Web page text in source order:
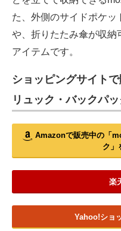
た、外側のサイドポケ
や、折りたたみ傘が収納
アイテムです。
ショッピングサイト
リュック・バックパ
Amazonで販売中の「
ク」
楽
Yahoo!ショ